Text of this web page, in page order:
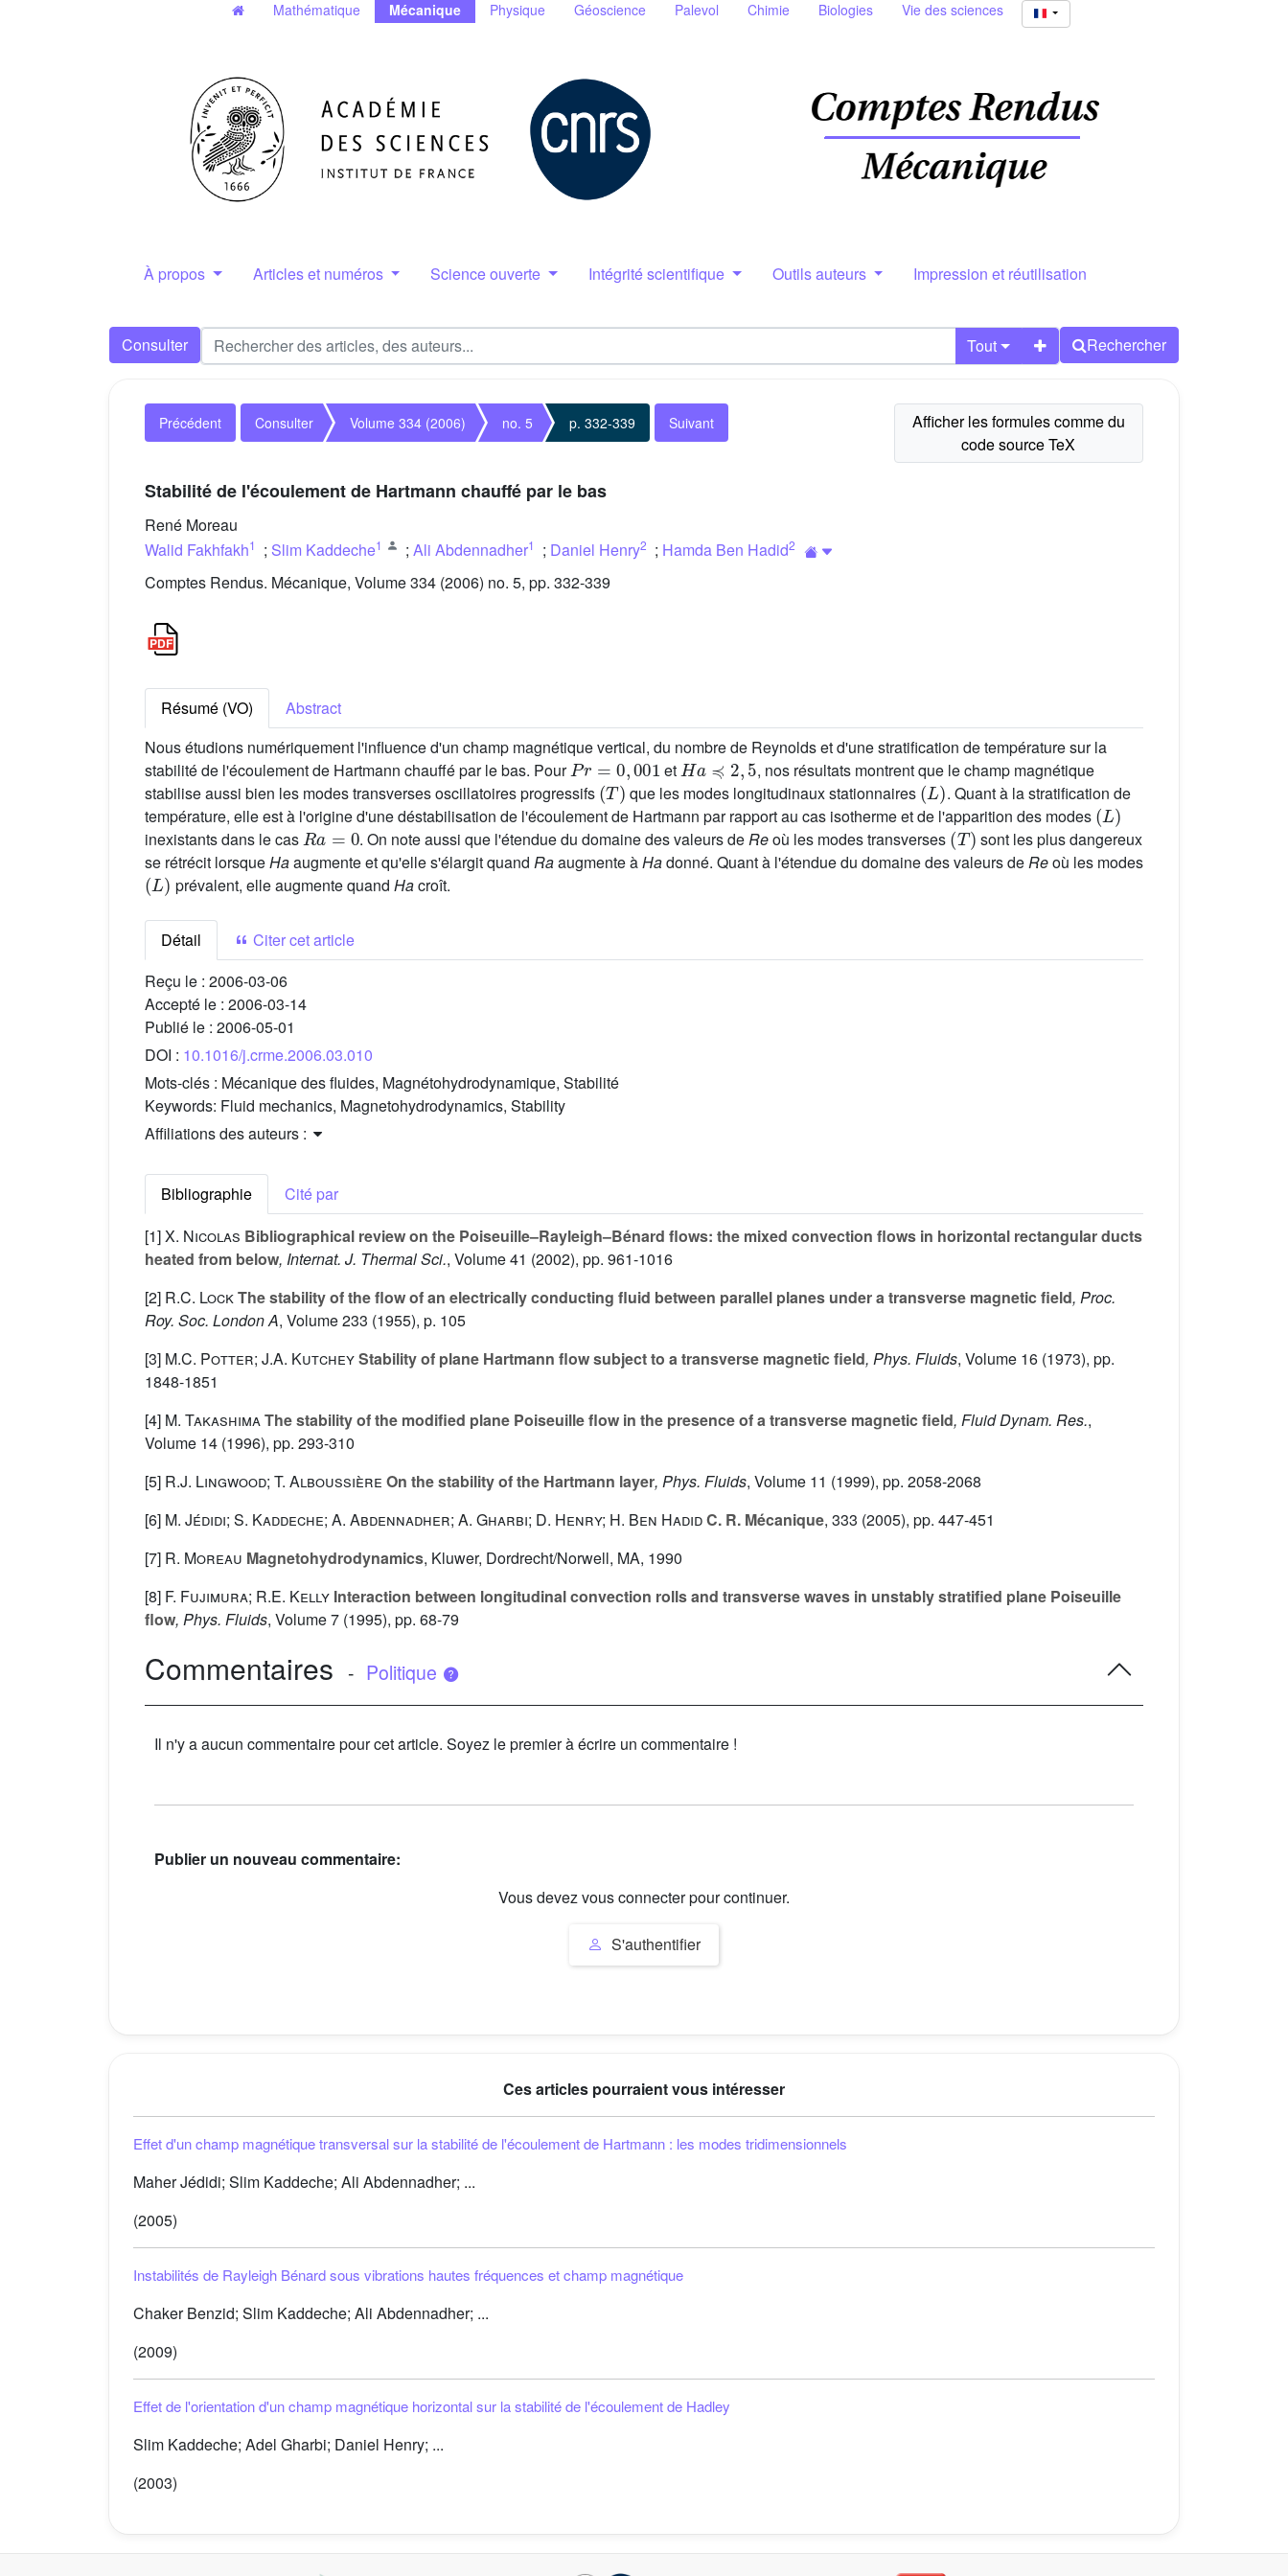
Mathématique Mécanique Physique Géoscience Palevol Chimie Biologies Vie des sciences
À propos Articles et numéros Science ouverte Intégrité scientifique Outils auteurs Impression et réutilisation
Consulter Tout Rechercher
Précédent Consulter Volume 334 (2006) no. 5 p. 332-339 Suivant
Stabilité de l'écoulement de Hartmann chauffé par le bas
René Moreau
Walid Fakhfakh1 ; Slim Kaddeche1 ; Ali Abdennadher1 ; Daniel Henry2 ; Hamda Ben Hadid2
Comptes Rendus. Mécanique, Volume 334 (2006) no. 5, pp. 332-339
Résumé (VO)
Abstract
Nous étudions numériquement l'influence d'un champ magnétique vertical, du nombre de Reynolds et d'une stratification de température sur la
stabilité de l'écoulement de Hartmann chauffé par le bas. Pour
Pr=0,001
et
Ha≼2,5
, nos résultats montrent que le champ magnétique
stabilise aussi bien les modes transverses oscillatoires progressifs
(T )
que les modes longitudinaux stationnaires
(L)
. Quant à la stratification de
température, elle est à l'origine d'une déstabilisation de l'écoulement de Hartmann par rapport au cas isotherme et de l'apparition des modes
(L)
inexistants dans le cas
Ra=0
. On note aussi que l'étendue du domaine des valeurs deReoù les modes transverses
(T)
sont les plus dangereux
se rétrécit lorsqueHaaugmente et qu'elle s'élargit quand Raaugmente àHadonné. Quant à l'étendue du domaine des valeurs deReoù les modes
(L)
prévalent, elle augmente quand Hacroît.
Détail
Citer cet article
Reçu le : 2006-03-06
Accepté le : 2006-03-14
Publié le : 2006-05-01
DOI : 10.1016/j.crme.2006.03.010
Mots-clés : Mécanique des fluides, Magnétohydrodynamique, Stabilité
Keywords: Fluid mechanics, Magnetohydrodynamics, Stability
Affiliations des auteurs :
Bibliographie
Cité par
[1]X. Nicolas Bibliographical review on the Poiseuille–Rayleigh–Bénard flows: the mixed convection flows in horizontal rectangular ducts
heated from below, Internat. J. Thermal Sci., Volume 41 (2002), pp. 961-1016
[2] R.C. LockThe stability of the flow of an electrically conducting fluid between parallel planes under a transverse magnetic field, Proc.
Roy. Soc. London A, Volume 233 (1955), p. 105
[3] M.C. Potter; J.A. KutcheyStability of plane Hartmann flow subject to a transverse magnetic field, Phys. Fluids, Volume 16 (1973), pp.
1848-1851
[4] M. TakashimaThe stability of the modified plane Poiseuille flow in the presence of a transverse magnetic field, Fluid Dynam. Res.,
Volume 14 (1996), pp. 293-310
[5] R.J. Lingwood; T. Alboussière On the stability of the Hartmann layer, Phys. Fluids, Volume 11 (1999), pp. 2058-2068
[6] M. Jédidi; S. Kaddeche; A. Abdennadher; A. Gharbi; D. Henry; H. Ben HadidC. R. Mécanique, 333 (2005), pp. 447-451
[7] R. Moreau Magnetohydrodynamics, Kluwer, Dordrecht/Norwell, MA, 1990
[8] F. Fujimura; R.E. Kelly Interaction between longitudinal convection rolls and transverse waves in unstably stratified plane Poiseuille
flow, Phys. Fluids, Volume 7 (1995), pp. 68-79
Commentaires - Politique
Il n'y a aucun commentaire pour cet article. Soyez le premier à écrire un commentaire !
Publier un nouveau commentaire:
Vous devez vous connecter pour continuer.
S'authentifier
Ces articles pourraient vous intéresser
Effet d'un champ magnétique transversal sur la stabilité de l'écoulement de Hartmann : les modes tridimensionnels
Maher Jédidi; Slim Kaddeche; Ali Abdennadher; ...
(2005)
Instabilités de Rayleigh Bénard sous vibrations hautes fréquences et champ magnétique
Chaker Benzid; Slim Kaddeche; Ali Abdennadher; ...
(2009)
Effet de l'orientation d'un champ magnétique horizontal sur la stabilité de l'écoulement de Hadley
Slim Kaddeche; Adel Gharbi; Daniel Henry; ...
(2003)